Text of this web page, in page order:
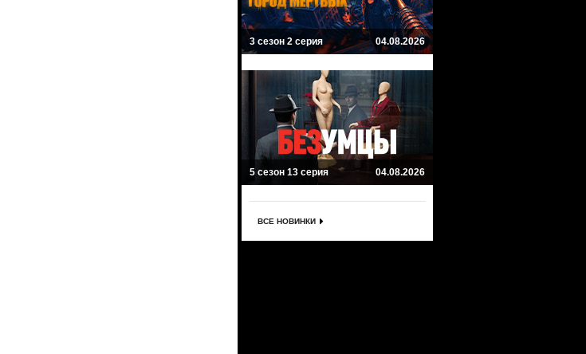
3 сезон 2 серия 04.08.2026
5 сезон 13 серия 04.08.2026
ВСЕ НОВИНКИ